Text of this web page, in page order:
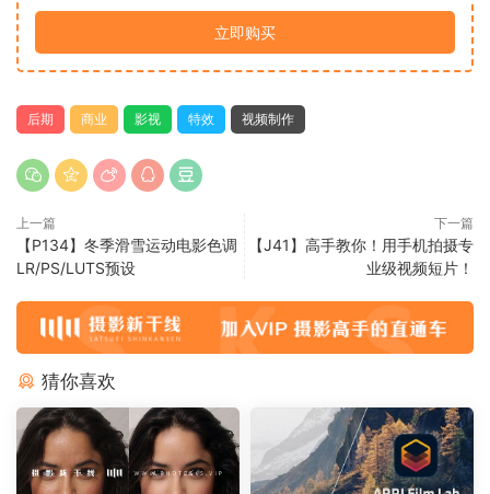
立即购买
后期 商业 影视 特效 视频制作
上一篇
【P134】冬季滑雪运动电影色调
LR/PS/LUTS预设
下一篇
【J41】高手教你！用手机拍摄专
业级视频短片！
猜你喜欢